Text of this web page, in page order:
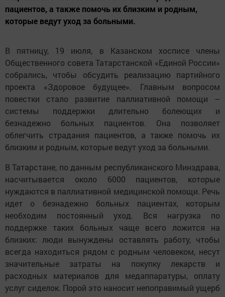
пациентов, а также помочь их близким и родным,
которые ведут уход за больными.
В пятницу, 19 июля, в Казанском хосписе члены
Общественного совета Татарстанской «Единой России»
собрались, чтобы обсудить реализацию партийного
проекта «Здоровое будущее». Главным вопросом
повестки стало развитие паллиативной помощи –
системы поддержки длительно болеющих и
безнадежно больных пациентов. Она позволяет
облегчить страдания пациентов, а также помочь их
близким и родным, которые ведут уход за больными.
В Татарстане, по данным республиканского Минздрава,
насчитывается около 6000 пациентов, которые
нуждаются в паллиативной медицинской помощи. Речь
идет о безнадежно больных пациентах, которым
необходим постоянный уход. Вся нагрузка по
поддержке таких больных чаще всего ложится на
близких: люди вынуждены оставлять работу, чтобы
всегда находиться рядом с родным человеком, несут
значительные затраты на покупку лекарств и
расходных материалов для медаппаратуры, оплату
услуг сиделок. Порой это наносит непоправимый ущерб